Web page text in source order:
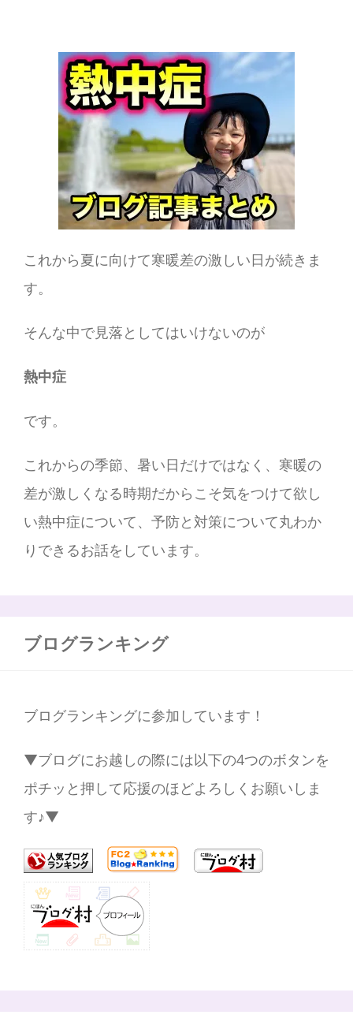
これから夏に向けて寒暖差の激しい日が続きま
す。
そんな中で見落としてはいけないのが
熱中症
です。
これからの季節、暑い日だけではなく、寒暖の
差が激しくなる時期だからこそ気をつけて欲し
い熱中症について、予防と対策について丸わか
りできるお話をしています。
ブログランキング
ブログランキングに参加しています！
▼ブログにお越しの際には以下の4つのボタンを
ポチッと押して応援のほどよろしくお願いしま
す♪▼